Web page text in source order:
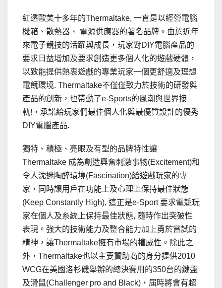
紅透歐美十多年的Thermaltake, 一直是以經營電腦
機箱、散熱器、 電源供應器的著名品牌。由於近年
來電子競技的活躍與成長，玩家對DIY電腦產品的
要求日益增加及要求創造更多個人化的遊戲硬體，
以致能提供熱衷遊戲的專業玩家一個更舒適及理想
電競環境. Thermaltake不僅僅致力於技術的研發與
產品的創新，也帶動了e-Sports的風潮與世界接
軌!，承諾給玩家們最佳個人化與最優質設計的優秀
DIY電腦產品.
獨特、積極、亮眼及有型的品牌特性讓
Thermaltake 成為創造興奮刺激事物(Excitement)和
令人沈迷陶醉環境(Fascination)給遊戲玩家的專
家，同時讓用戶在功能上及心理上保持最佳狀態
(Keep Constantly High), 這正是e-Sport 要求電競玩
家在個人及糸統上保持最佳狀態, 隨時作出突破性
表現。強大的技術能力及整合能力加上勇於嘗試的
精神，讓Thermaltake擁有市場的權威性。除此之
外，Thermaltake也以主要贊助商的身分提供2010
WCG在美國洛杉磯舉辦的總決賽用的350台的鍵盤
及滑鼠(Challenger pro and Black)，屆時將會有超